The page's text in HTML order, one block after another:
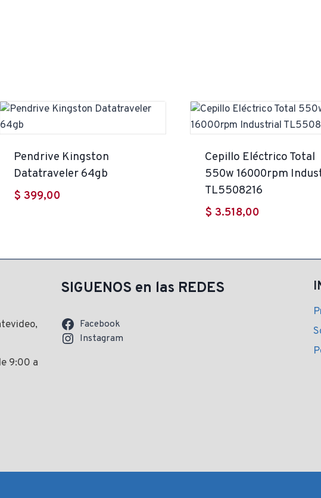
Pendrive Kingston
Datatraveler 64gb
$ 399,00
Cepillo Eléctrico Total
550w 16000rpm
TL5508216
$ 3.518,00
9:00 a
SIGUENOS en las REDES
Facebook
Instagram